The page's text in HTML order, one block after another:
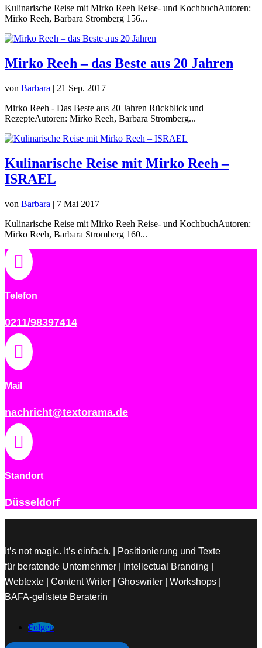
Kulinarische Reise mit Mirko Reeh Reise- und KochbuchAutoren:
Mirko Reeh, Barbara Stromberg 156...
Mirko Reeh – das Beste aus 20 Jahren
von Barbara | 21 Sep. 2017
Mirko Reeh - Das Beste aus 20 Jahren Rückblick und
RezepteAutoren: Mirko Reeh, Barbara Stromberg...
Kulinarische Reise mit Mirko Reeh –
ISRAEL
von Barbara | 7 Mai 2017
Kulinarische Reise mit Mirko Reeh Reise- und KochbuchAutoren:
Mirko Reeh, Barbara Stromberg 160...

Telefon
0211/98397414

Mail
nachricht@textorama.de

Standort
Düsseldorf
It’s not magic. It’s einfach. | Positionierung und Texte
für beratende Unternehmer | Intellectual Branding |
Webtexte | Content Writer | Ghoswriter | Workshops |
BAFA-gelistete Beraterin
Folgen